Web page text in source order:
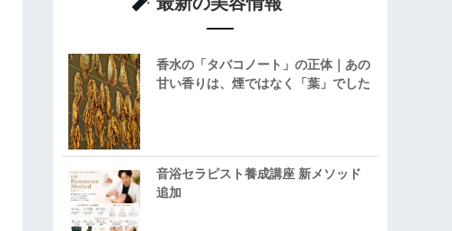
香水の「タバコノート」の正体｜あの
甘い香りは、煙ではなく「葉」でした
音浴セラピスト養成講座 新メソッド
追加